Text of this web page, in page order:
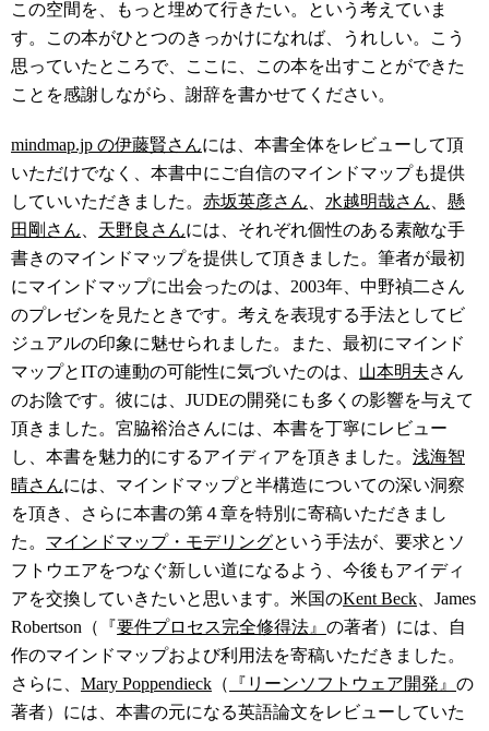
この空間を、もっと埋めて行きたい。という考えていま
す。この本がひとつのきっかけになれば、うれしい。こう
思っていたところで、ここに、この本を出すことができた
ことを感謝しながら、謝辞を書かせてください。
mindmap.jp の伊藤賢さんには、本書全体をレビューして頂
いただけでなく、本書中にご自信のマインドマップも提供
していいただきました。 赤坂英彦さん 水越明哉さん
懸
田剛さん
天野良さんには、それぞれ個性のある素敵な手
書きのマインドマップを提供して頂きました。筆者が最初
にマインドマップに出会ったのは、2003年、中野禎二さん
のプレゼンを見たときです。考えを表現する手法としてビ
ジュアルの印象に魅せられました。また、最初にマインド
マップとITの連動の可能性に気づいたのは、 山本明夫さん
のお陰です。彼には、JUDEの開発にも多くの影響を与えて
頂きました。宮脇裕治さんには、本書を丁寧にレビュー
し、本書を魅力的にするアイディアを頂きました。 浅海智
晴さんには、マインドマップと半構造についての深い洞察
を頂き、さらに本書の第４章を特別に寄稿いただきまし
た。 マインドマップ・モデリングという手法が、要求とソ
フトウエアをつなぐ新しい道になるよう、今後もアイディ
アを交換していきたいと思います。米国のKent Beck 、James
Robertson（『要件プロセス完全修得法』 の著者）には、自
作のマインドマップおよび利用法を寄稿いただきました。
さらに、 Mary Poppendieck （ 『リーンソフトウェア開発』 の
著者）には、本書の元になる英語論文をレビューしていた